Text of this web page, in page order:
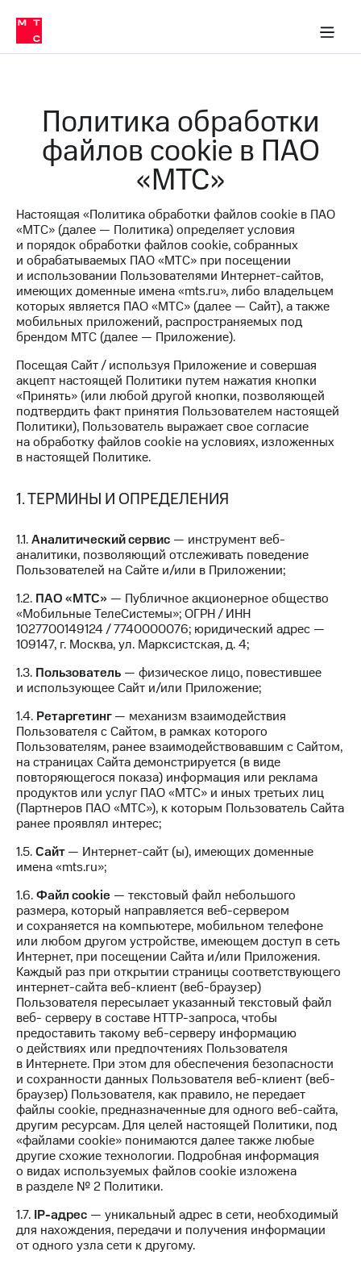
связь
Сервисы и подписки
30% на связь
кабинеты
Мобильная
и
ТВ
Спутниковое
Деньги
связь
Перенести
номер
в МТС
Тарифы
Услуги
Роуминг
Семейная
группа
SIM-
Оформить
eSIM
карта
для
иностранцев
чистый
номер
Выбрать
красивый
номер
Заменить
SIM-
карту
Перейти
на
Для дома
Спутниковое ТВ
Выберите
и подключите
ТВ
с выгодным
тарифом
Интернет,
ТВ и телефон
для дома
Спутниковое
ТВ
Услуги
и подписки
МТС
в МТС
Услуги
Личный
кабинет
Скачать
приложение
Мой
МТС
Акции
Скидка 30%
на связь
Тарифы
RED,
РИИЛ
и МТС
Супер
при
МТС
Деньги
Спутниковое ТВ
Выберите
и подключите
ТВ
с выгодным
тарифом
Интернет,
ТВ и телефон
для дома
Личный
кабинет
спутникового
Скачать
приложение
Мой
МТС
МТС
Premium
Подписка
на гигабайты
интернета,
фильмы,
музыка
и многое
другое
Семейная
группа
Скидка
на тарифы,
общие
подписки
и услуги,
доступ
к геолокации
Сертификаты
Политика обработки
файлов cookie в ПАО
«МТС»
Настоящая «Политика обработки файлов cookie в ПАО
«МТС» (далее — Политика) определяет условия
и порядок обработки файлов cookie, собранных
и обрабатываемых ПАО «МТС» при посещении
и использовании Пользователями Интернет-сайтов,
имеющих доменные имена «mts.ru», либо владельцем
которых является ПАО «МТС» (далее — Сайт), а также
мобильных приложений, распространяемых под
брендом МТС (далее — Приложение).
Посещая Сайт / используя Приложение и совершая
акцепт настоящей Политики путем нажатия кнопки
«Принять» (или любой другой кнопки, позволяющей
подтвердить факт принятия Пользователем настоящей
Политики), Пользователь выражает свое согласие
на обработку файлов cookie на условиях, изложенных
в настоящей Политике.
1. ТЕРМИНЫ И ОПРЕДЕЛЕНИЯ
1.1.Аналитический сервис — инструмент веб-
аналитики, позволяющий отслеживать поведение
Пользователей на Сайте и/или в Приложении;
1.2. ПАО «МТС» — Публичное акционерное общество
«Мобильные ТелеСистемы»; ОГРН / ИНН
1027700149124 / 7740000076; юридический адрес —
109147, г. Москва, ул. Марксистская, д. 4;
1.3. Пользователь — физическое лицо, повестившее
и использующее Сайт и/или Приложение;
1.4. Ретаргетинг— механизм взаимодействия
Пользователя с Сайтом, в рамках которого
Пользователям, ранее взаимодействовавшим с Сайтом,
на страницах Сайта демонстрируется (в виде
повторяющегося показа) информация или реклама
продуктов или услуг ПАО «МТС» и иных третьих лиц
(Партнеров ПАО «МТС»), к которым Пользователь Сайта
ранее проявлял интерес;
1.5.Сайт— Интернет-сайт (ы), имеющих доменные
имена «mts.ru»;
1.6.Файл сookie — текстовый файл небольшого
размера, который направляется веб-сервером
и сохраняется на компьютере, мобильном телефоне
или любом другом устройстве, имеющем доступ в сеть
Интернет, при посещении Сайта и/или Приложения.
Каждый раз при открытии страницы соответствующего
интернет-сайта веб-клиент (веб-браузер)
Пользователя пересылает указанный текстовый файл
веб- серверу в составе HTTP-запроса, чтобы
предоставить такому веб-серверу информацию
о действиях или предпочтениях Пользователя
в Интернете. При этом для обеспечения безопасности
и сохранности данных Пользователя веб-клиент (веб-
браузер) Пользователя, как правило, не передает
файлы cookie, предназначенные для одного веб-сайта,
другим ресурсам. Для целей настоящей Политики, под
«файлами cookie» понимаются далее также любые
другие схожие технологии. Подробная информация
о видах используемых файлов cookie изложена
в разделе № 2 Политики.
1.7. IP-адрес — уникальный адрес в сети, необходимый
для нахождения, передачи и получения информации
от одного узла сети к другому.